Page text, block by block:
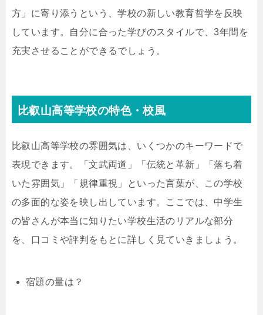
方」に寄り添うという、学校の新しい教育哲学を反映
しています。自分に合った学びのスタイルで、3年間を
充実させることができるでしょう。
比叡山高等学校の特色・校風
比叡山高等学校の雰囲気は、いくつかのキーワードで
表現できます。「文武両道」「伝統と革新」「落ち着
いた雰囲気」「規律重視」といった言葉が、この学校
の多面的な姿を映し出しています。ここでは、中学生
の皆さんが本当に知りたい学校生活のリアルな部分
を、口コミや評判をもとに詳しく見ていきましょう。
宿題の量は？